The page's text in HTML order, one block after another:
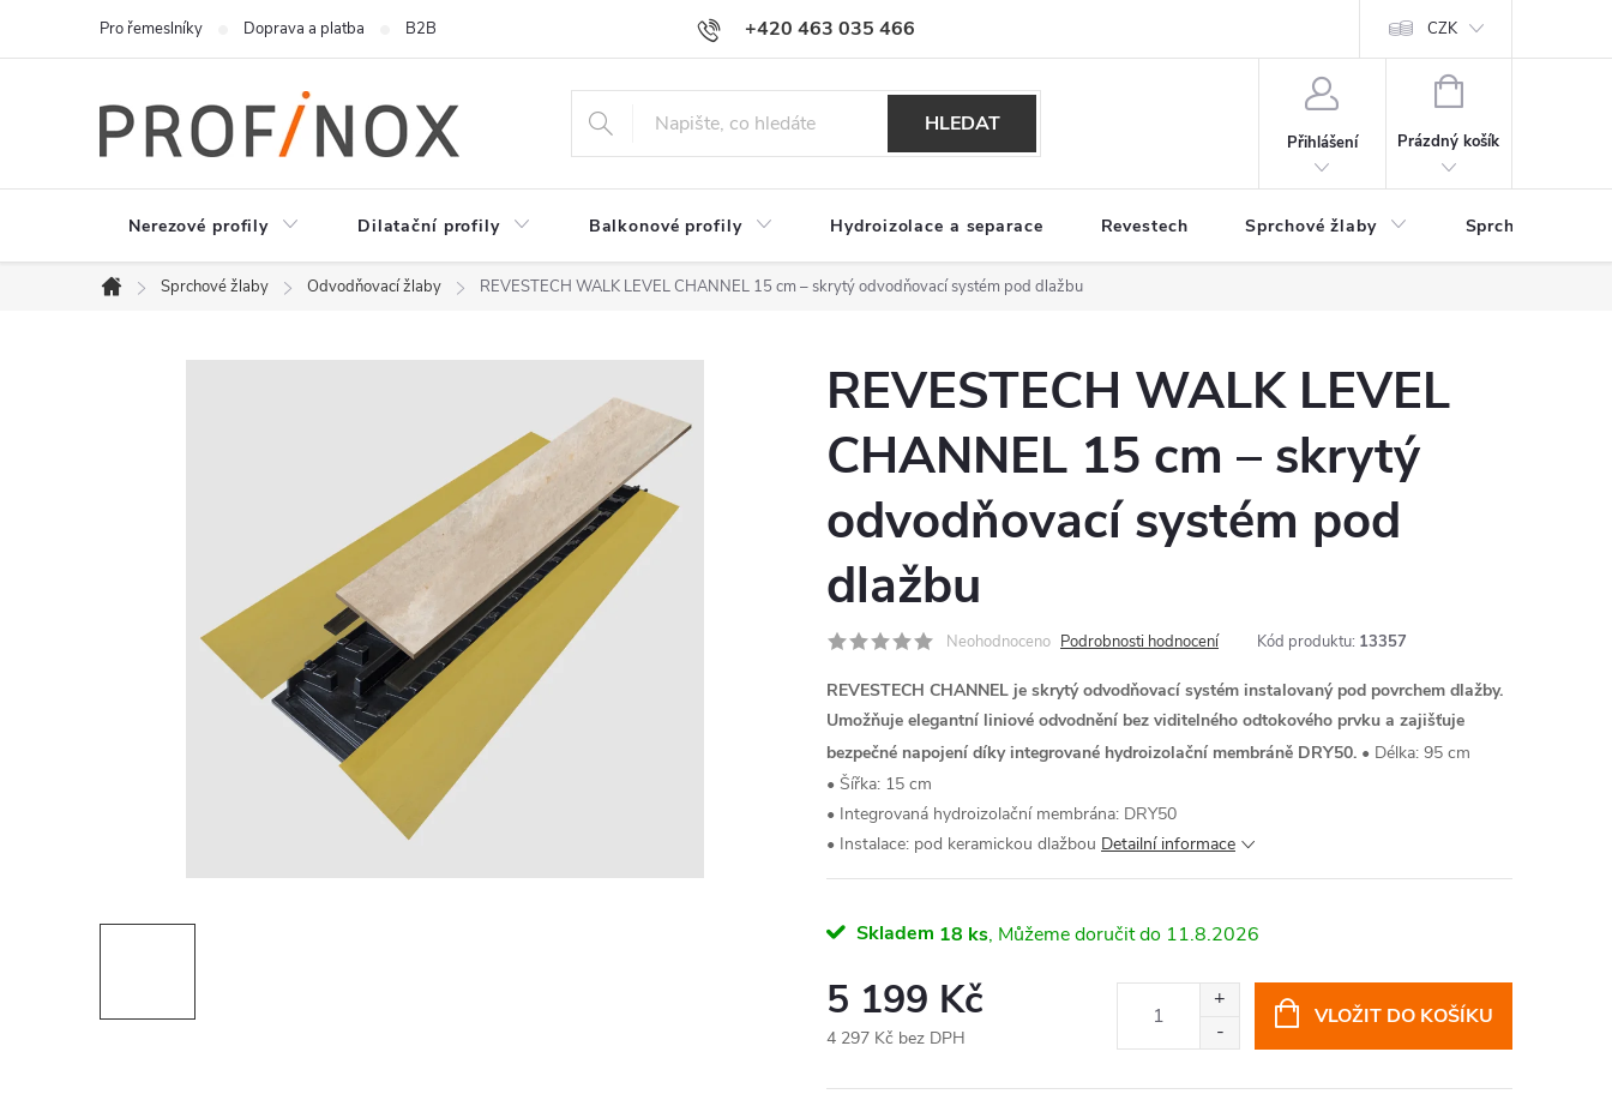
+420 463 035 466
Pro řemeslníky Doprava a platba B2B CZK
HLEDAT
Přihlášení
NÁKUPNÍ
Prázdný košík
Nerezové profily Dilatační profily Balkonové profily Hydroizolace a separace Revestech Sprchové žlaby Sprchové
Domů
Sprchové žlaby Odvodňovací žlaby REVESTECH WALK LEVEL CHANNEL 15 cm – skrytý odvodňovací systém pod dlažbu
REVESTECH WALK LEVEL
CHANNEL 15 cm – skrytý
odvodňovací systém pod
dlažbu
Neohodnoceno Podrobnosti hodnocení Kód produktu: 13357
REVESTECH CHANNEL je skrytý odvodňovací systém instalovaný pod povrchem dlažby.
Umožňuje elegantní liniové odvodnění bez viditelného odtokového prvku a zajišťuje
bezpečné napojení díky integrované hydroizolační membráně DRY50. • Délka: 95 cm
• Šířka: 15 cm
• Integrovaná hydroizolační membrána: DRY50
• Instalace: pod keramickou dlažbou Detailní informace
Skladem 18 ks 11.8.2026
5 199 Kč
4 297 Kč bez DPH
cena:
VLOŽIT DO KOŠÍKU